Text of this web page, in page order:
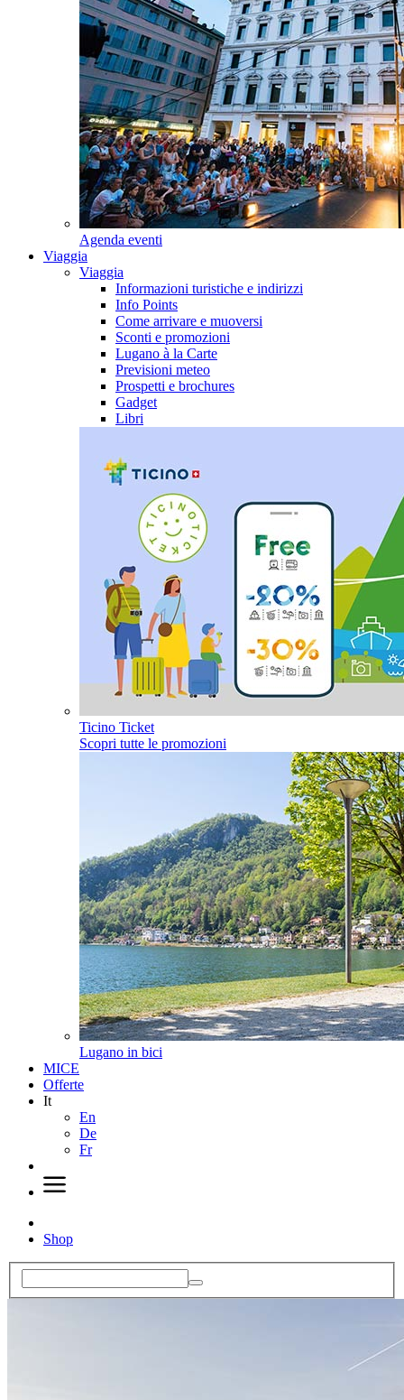
Agenda eventi
Viaggia
Viaggia
Informazioni turistiche e indirizzi
Info Points
Come arrivare e muoversi
Sconti e promozioni
Lugano à la Carte
Previsioni meteo
Prospetti e brochures
Gadget
Libri
Ticino Ticket
Scopri tutte le promozioni
Lugano in bici
MICE
Offerte
It
En
De
Fr
Shop